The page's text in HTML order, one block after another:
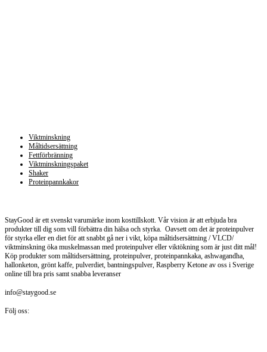
Viktminskning
Måltidsersättning
Fettförbränning
Viktminskningspaket
Shaker
Proteinpannkakor
StayGood är ett svenskt varumärke inom kosttillskott. Vår vision är att erbjuda bra
produkter till dig som vill förbättra din hälsa och styrka. Oavsett om det är proteinpulver
för styrka eller en diet för att snabbt gå ner i vikt, köpa måltidsersättning / VLCD/
viktminskning öka muskelmassan med proteinpulver eller viktökning som är just ditt mål!
Köp produkter som måltidsersättning, proteinpulver, proteinpannkaka, ashwagandha,
hallonketon, grönt kaffe, pulverdiet, bantningspulver, Raspberry Ketone av oss i Sverige
online till bra pris samt snabba leveranser
info@staygood.se
Följ oss: